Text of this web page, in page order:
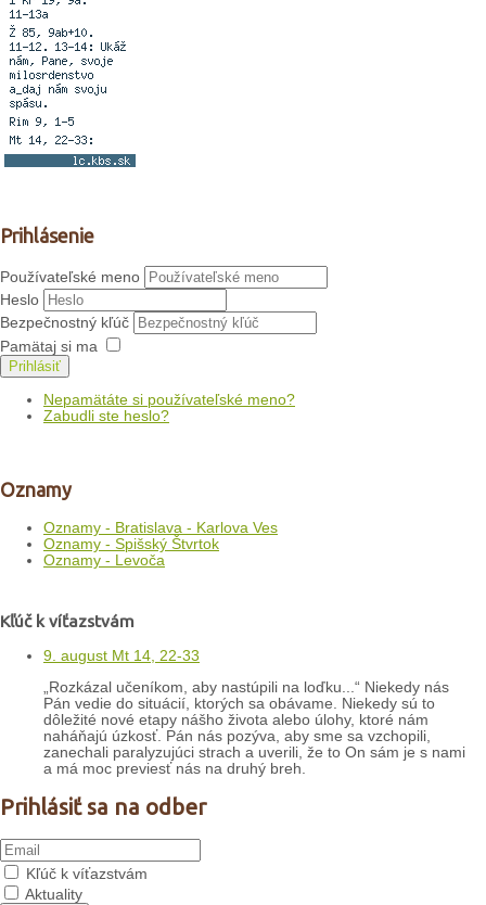
Prihlásenie
Používateľské meno
Heslo
Bezpečnostný kľúč
Pamätaj si ma
Prihlásiť
Nepamätáte si používateľské meno?
Zabudli ste heslo?
Oznamy
Oznamy - Bratislava - Karlova Ves
Oznamy - Spišský Štvrtok
Oznamy - Levoča
Kľúč k víťazstvám
9. august Mt 14, 22-33
„Rozkázal učeníkom, aby nastúpili na loďku...“ Niekedy nás
Pán vedie do situácií, ktorých sa obávame. Niekedy sú to
dôležité nové etapy nášho života alebo úlohy, ktoré nám
naháňajú úzkosť. Pán nás pozýva, aby sme sa vzchopili,
zanechali paralyzujúci strach a uverili, že to On sám je s nami
a má moc previesť nás na druhý breh.
Prihlásiť sa na odber
Kľúč k víťazstvám
Aktuality